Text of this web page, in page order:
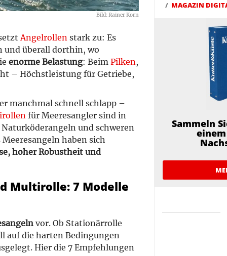
Bild: Rainer Korn
Angelrollen stark zu: Es
und überall dorthin, wo
enorme Belastung: Beim Pilken ,
– Höchstleistung für Getriebe,
manchmal schnell schlapp –
für Meeresangler sind in
und schweren
haben sich
hoher Robustheit und
Multirolle: 7 Modelle
vor. Ob Stationärrolle
auf die harten Bedingungen
Hier die 7 Empfehlungen
MAGAZIN
Sammeln